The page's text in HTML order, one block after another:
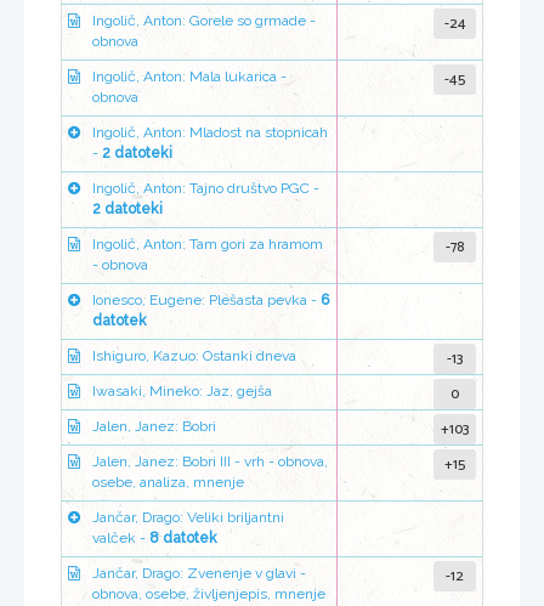
Ingolič, Anton: Gorele so grmade -
obnova
-24
Ingolič, Anton: Mala lukarica -
obnova
-45
Ingolič, Anton: Mladost na stopnicah
- 2 datoteki
Ingolič, Anton: Tajno društvo PGC -
2 datoteki
Ingolič, Anton: Tam gori za hramom
- obnova
-78
Ionesco, Eugene: Plešasta pevka - 6
datotek
Ishiguro, Kazuo: Ostanki dneva -13
Iwasaki, Mineko: Jaz, gejša 0
Jalen, Janez: Bobri +103
Jalen, Janez: Bobri III - vrh - obnova,
osebe, analiza, mnenje
+15
Jančar, Drago: Veliki briljantni
valček - 8 datotek
Jančar, Drago: Zvenenje v glavi -
obnova, osebe, življenjepis, mnenje
-12